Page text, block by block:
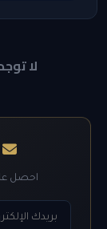
لا
احصل